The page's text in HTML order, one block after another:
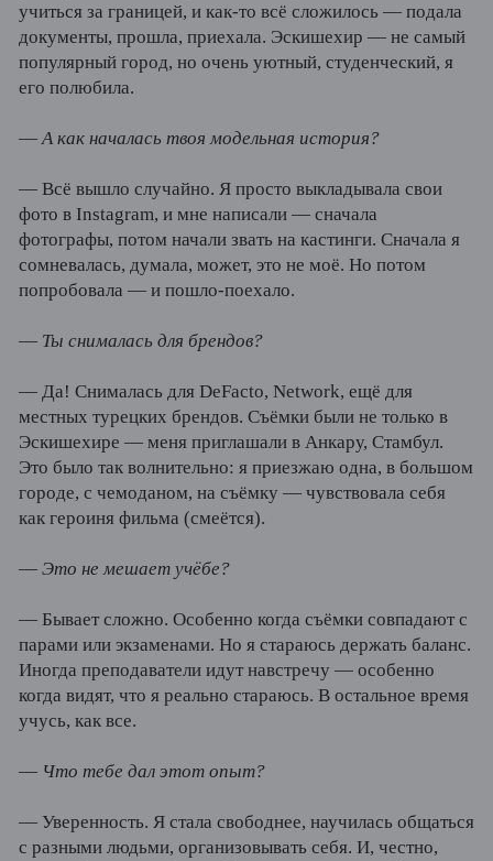
учиться за границей, и как-то всё сложилось — подала
документы, прошла, приехала. Эскишехир — не самый
популярный город, но очень уютный, студенческий, я
его полюбила.
—А как началась твоя модельная история?
— Всё вышло случайно. Я просто выкладывала свои
фото в Instagram, и мне написали — сначала
фотографы, потом начали звать на кастинги. Сначала я
сомневалась, думала, может, это не моё. Но потом
попробовала — и пошло-поехало.
— Ты снималась для брендов?
— Да! Снималась для DeFacto, Network, ещё для
местных турецких брендов. Съёмки были не только в
Эскишехире — меня приглашали в Анкару, Стамбул.
Это было так волнительно: я приезжаю одна, в большом
городе, с чемоданом, на съёмку — чувствовала себя
как героиня фильма (смеётся).
— Это не мешает учёбе?
— Бывает сложно. Особенно когда съёмки совпадают с
парами или экзаменами. Но я стараюсь держать баланс.
Иногда преподаватели идут навстречу — особенно
когда видят, что я реально стараюсь. В остальное время
учусь, как все.
— Что тебе дал этот опыт?
— Уверенность. Я стала свободнее, научилась общаться
с разными людьми, организовывать себя. И, честно,